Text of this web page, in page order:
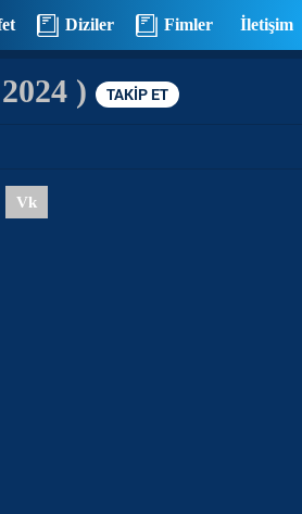
Diziler Fimler İletişim
) TAKİP ET
Vk